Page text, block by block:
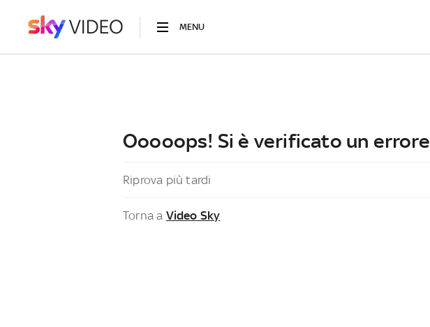
MENU
Ooooops! Si è verificato un errore
Riprova più tardi
Torna a Video Sky